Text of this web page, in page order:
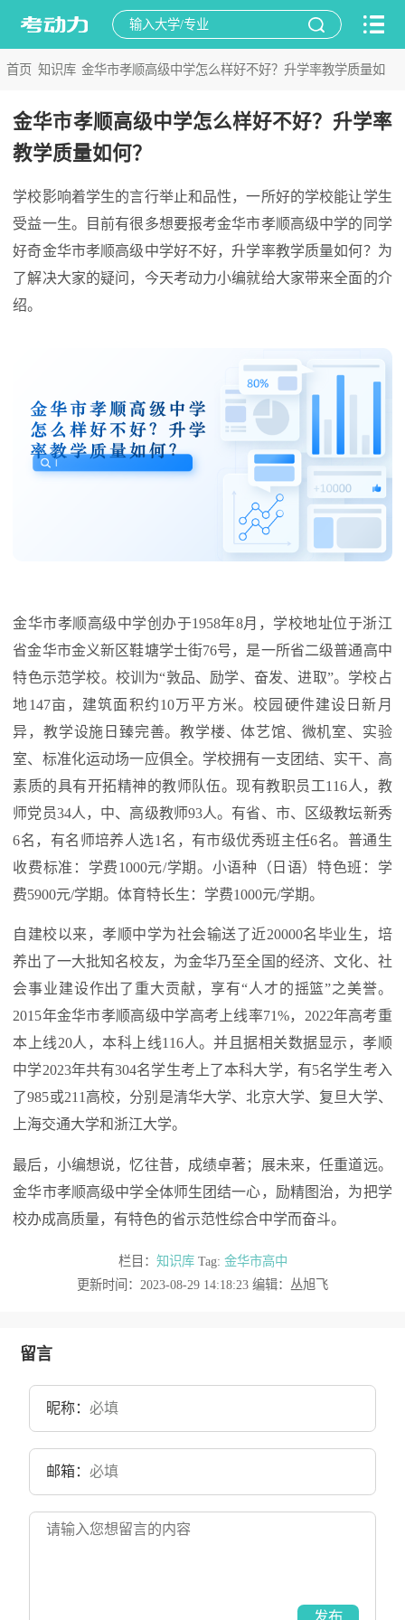
首页 知识库
>
金华市孝顺高级中学怎么样好不好？升学率教学质量如
何？
金华市孝顺高级中学怎么样好不好？升学率
教学质量如何？
学校影响着学生的言行举止和品性，一所好的学校能让学生
受益一生。目前有很多想要报考金华市孝顺高级中学的同学
好奇金华市孝顺高级中学好不好，升学率教学质量如何？为
了解决大家的疑问，今天考动力小编就给大家带来全面的介
绍。
金华市孝顺高级中学创办于1958年8月，学校地址位于浙江
省金华市金义新区鞋塘学士街76号，是一所省二级普通高中
特色示范学校。校训为“敦品、励学、奋发、进取”。学校占
地147亩，建筑面积约10万平方米。校园硬件建设日新月
异，教学设施日臻完善。教学楼、体艺馆、微机室、实验
室、标准化运动场一应俱全。学校拥有一支团结、实干、高
素质的具有开拓精神的教师队伍。现有教职员工116人，教
师党员34人，中、高级教师93人。有省、市、区级教坛新秀
6名，有名师培养人选1名，有市级优秀班主任6名。普通生
收费标准：学费1000元/学期。小语种（日语）特色班：学
费5900元/学期。体育特长生：学费1000元/学期。
自建校以来，孝顺中学为社会输送了近20000名毕业生，培
养出了一大批知名校友，为金华乃至全国的经济、文化、社
会事业建设作出了重大贡献，享有“人才的摇篮”之美誉。
2015年金华市孝顺高级中学高考上线率71%，2022年高考重
本上线20人，本科上线116人。并且据相关数据显示，孝顺
中学2023年共有304名学生考上了本科大学，有5名学生考入
了985或211高校，分别是清华大学、北京大学、复旦大学、
上海交通大学和浙江大学。
最后，小编想说，忆往昔，成绩卓著；展未来，任重道远。
金华市孝顺高级中学全体师生团结一心，励精图治，为把学
校办成高质量，有特色的省示范性综合中学而奋斗。
栏目： 知识库Tag: 金华市高中
更新时间：2023-08-29 14:18:23 编辑：丛旭飞
留言
昵称：
邮箱：